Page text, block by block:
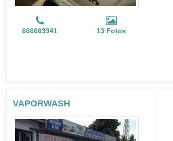
666663941 13 Fotos
VAPORWASH